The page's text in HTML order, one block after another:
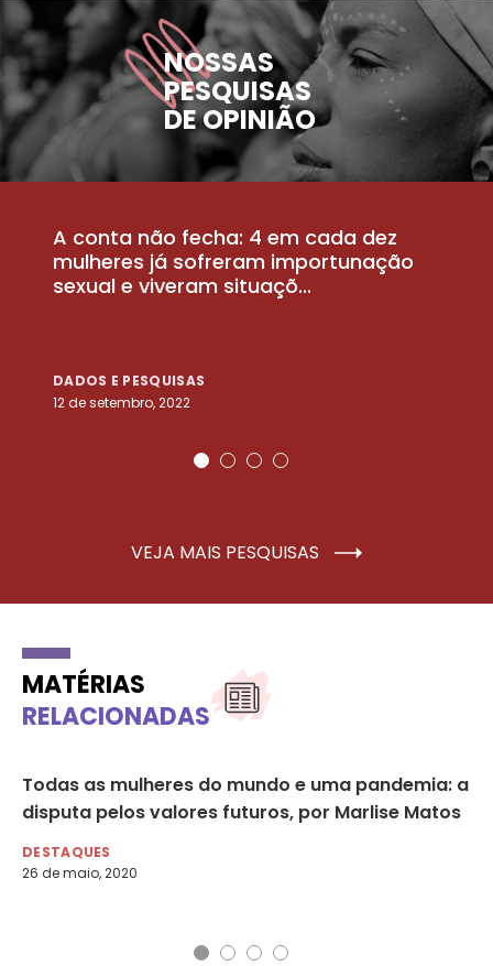
NOSSAS
PESQUISAS
DE OPINIÃO
A conta não fecha: 4 em cada dez
mulheres já sofreram importunação
sexual e viveram situaçõ...
DADOS E PESQUISAS
12 de setembro, 2022
VEJA MAIS PESQUISAS
MATÉRIAS
RELACIONADAS
Todas as mulheres do mundo e uma pandemia: a
disputa pelos valores futuros, por Marlise Matos
DESTAQUES
26 de maio, 2020